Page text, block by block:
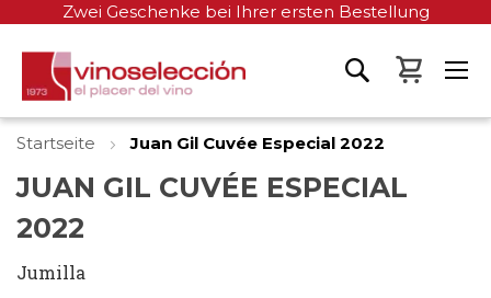
Zwei Geschenke bei Ihrer ersten Bestellung
Mein
Startseite Juan Gil Cuvée Especial 2022
JUAN GIL CUVÉE ESPECIAL
2022
Jumilla